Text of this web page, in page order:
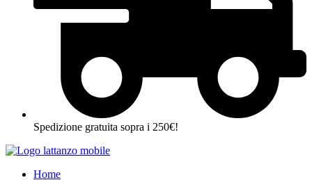
Spedizione gratuita sopra i 250€!
Home